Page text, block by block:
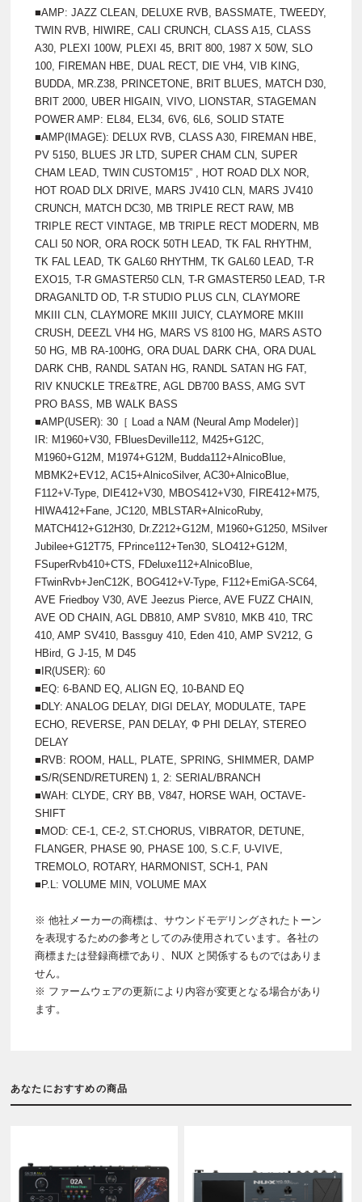
■AMP: JAZZ CLEAN, DELUXE RVB, BASSMATE, TWEEDY,
TWIN RVB, HIWIRE, CALI CRUNCH, CLASS A15, CLASS
A30, PLEXI 100W, PLEXI 45, BRIT 800, 1987 X 50W, SLO
100, FIREMAN HBE, DUAL RECT, DIE VH4, VIB KING,
BUDDA, MR.Z38, PRINCETONE, BRIT BLUES, MATCH D30,
BRIT 2000, UBER HIGAIN, VIVO, LIONSTAR, STAGEMAN
POWER AMP: EL84, EL34, 6V6, 6L6, SOLID STATE
■AMP(IMAGE): DELUX RVB, CLASS A30, FIREMAN HBE,
PV 5150, BLUES JR LTD, SUPER CHAM CLN, SUPER
CHAM LEAD, TWIN CUSTOM15” , HOT ROAD DLX NOR,
HOT ROAD DLX DRIVE, MARS JV410 CLN, MARS JV410
CRUNCH, MATCH DC30, MB TRIPLE RECT RAW, MB
TRIPLE RECT VINTAGE, MB TRIPLE RECT MODERN, MB
CALI 50 NOR, ORA ROCK 50TH LEAD, TK FAL RHYTHM,
TK FAL LEAD, TK GAL60 RHYTHM, TK GAL60 LEAD, T-R
EXO15, T-R GMASTER50 CLN, T-R GMASTER50 LEAD, T-R
DRAGANLTD OD, T-R STUDIO PLUS CLN, CLAYMORE
MKIII CLN, CLAYMORE MKIII JUICY, CLAYMORE MKIII
CRUSH, DEEZL VH4 HG, MARS VS 8100 HG, MARS ASTO
50 HG, MB RA-100HG, ORA DUAL DARK CHA, ORA DUAL
DARK CHB, RANDL SATAN HG, RANDL SATAN HG FAT,
RIV KNUCKLE TRE&TRE, AGL DB700 BASS, AMG SVT
PRO BASS, MB WALK BASS
■AMP(USER): 30［ Load a NAM (Neural Amp Modeler)］
IR: M1960+V30, FBluesDeville112, M425+G12C,
M1960+G12M, M1974+G12M, Budda112+AlnicoBlue,
MBMK2+EV12, AC15+AlnicoSilver, AC30+AlnicoBlue,
F112+V-Type, DIE412+V30, MBOS412+V30, FIRE412+M75,
HIWA412+Fane, JC120, MBLSTAR+AlnicoRuby,
MATCH412+G12H30, Dr.Z212+G12M, M1960+G1250, MSilver
Jubilee+G12T75, FPrince112+Ten30, SLO412+G12M,
FSuperRvb410+CTS, FDeluxe112+AlnicoBlue,
FTwinRvb+JenC12K, BOG412+V-Type, F112+EmiGA-SC64,
AVE Friedboy V30, AVE Jeezus Pierce, AVE FUZZ CHAIN,
AVE OD CHAIN, AGL DB810, AMP SV810, MKB 410, TRC
410, AMP SV410, Bassguy 410, Eden 410, AMP SV212, G
HBird, G J-15, M D45
■IR(USER): 60
■EQ: 6-BAND EQ, ALIGN EQ, 10-BAND EQ
■DLY: ANALOG DELAY, DIGI DELAY, MODULATE, TAPE
ECHO, REVERSE, PAN DELAY, Φ PHI DELAY, STEREO
DELAY
■RVB: ROOM, HALL, PLATE, SPRING, SHIMMER, DAMP
■S/R(SEND/RETUREN) 1, 2: SERIAL/BRANCH
■WAH: CLYDE, CRY BB, V847, HORSE WAH, OCTAVE-
SHIFT
■MOD: CE-1, CE-2, ST.CHORUS, VIBRATOR, DETUNE,
FLANGER, PHASE 90, PHASE 100, S.C.F, U-VIVE,
TREMOLO, ROTARY, HARMONIST, SCH-1, PAN
■P.L: VOLUME MIN, VOLUME MAX
※ 他社メーカーの商標は、サウンドモデリングされたトーン
を表現するための参考としてのみ使用されています。各社の
商標または登録商標であり、NUX と関係するものではありま
せん。
※ ファームウェアの更新により内容が変更となる場合があり
ます。
あなたにおすすめの商品